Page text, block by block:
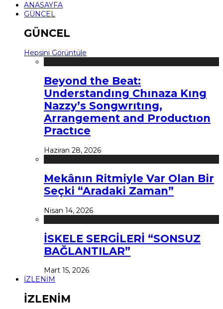
ANASAYFA
GÜNCEL
GÜNCEL
Hepsini Görüntüle
Beyond the Beat:
Understandıng Chınaza Kıng
Nazzy’s Songwrıtıng,
Arrangement and Productıon
Practıce
Haziran 28, 2026
Mekânın Ritmiyle Var Olan Bir
Seçki “Aradaki Zaman”
Nisan 14, 2026
İSKELE SERGİLERİ “SONSUZ
BAĞLANTILAR”
Mart 15, 2026
İZLENİM
İZLENİM